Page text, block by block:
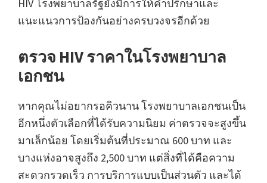
HIV โรงพยาบาลรัฐยังมีการให้คำปรึกษาและ
แนะแนวการป้องกันอย่างครบวงจรอีกด้วย
ตรวจ HIV ราคาในโรงพยาบาล
เอกชน
หากคุณไม่อยากรอคิวนาน โรงพยาบาลเอกชนเป็น
อีกหนึ่งตัวเลือกที่ได้รับความนิยม ค่าตรวจจะสูงขึ้น
มาเล็กน้อย โดยเริ่มต้นที่ประมาณ 600 บาท และ
บางแห่งอาจสูงถึง 2,500 บาท แต่สิ่งที่ได้คือความ
สะดวกรวดเร็ว การบริการแบบเป็นส่วนตัว และได้